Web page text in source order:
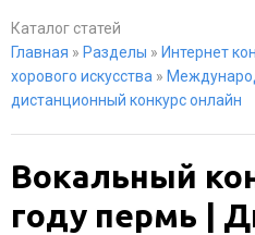
Каталог статей
Главная » Разделы » Интернет
хорового искусства »
дистанционный конкурс онлайн
Вокальный
году пермь |